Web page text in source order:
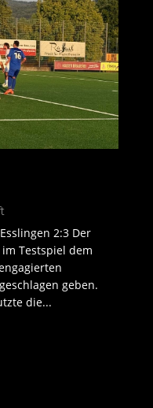
2:3 Der
Testspiel dem
geben.
die...